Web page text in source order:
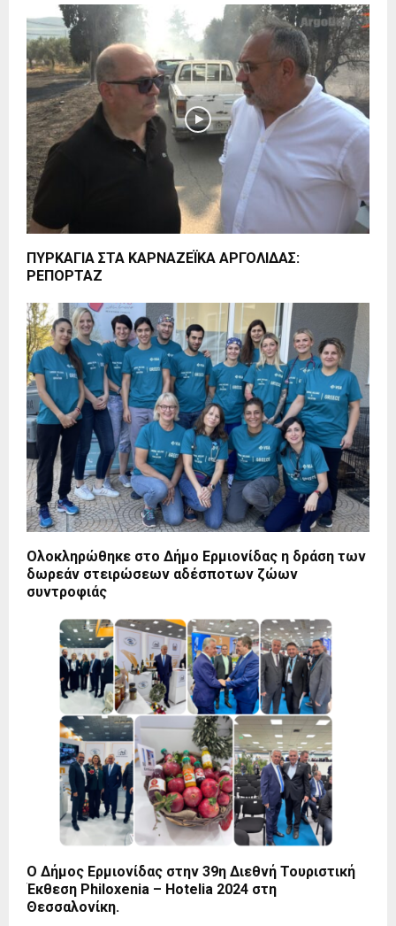
ΠΥΡΚΑΓΙΑ ΣΤΑ ΚΑΡΝΑΖΕΪΚΑ ΑΡΓΟΛΙΔΑΣ:
ΡΕΠΟΡΤΑΖ
Ολοκληρώθηκε στο Δήμο Ερμιονίδας η δράση των
δωρεάν στειρώσεων αδέσποτων ζώων
συντροφιάς
Ο Δήμος Ερμιονίδας στην 39η Διεθνή Τουριστική
Έκθεση Philoxenia – Hotelia 2024 στη
Θεσσαλονίκη.